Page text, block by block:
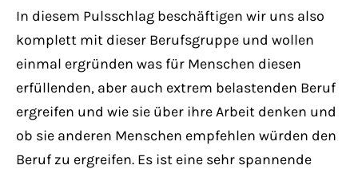
magnis dis parturient montes, nascetur
ridiculus mus. Donec quam felis, ultricies
nec.
In diesem Pulsschlag beschäftigen wir uns also
komplett mit dieser Berufsgruppe und wollen
einmal ergründen was für Menschen diesen
erfüllenden, aber auch extrem belastenden Beruf
ergreifen und wie sie über ihre Arbeit denken und
ob sie anderen Menschen empfehlen würden den
Beruf zu ergreifen. Es ist eine sehr spannende